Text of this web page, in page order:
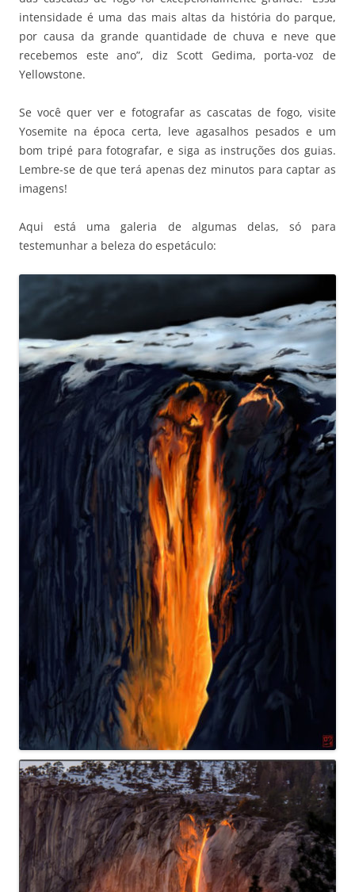
intensidade é uma das mais altas da história do parque,
por causa da grande quantidade de chuva e neve que
recebemos este ano”, diz Scott Gedima, porta-voz de
Yellowstone.
Se você quer ver e fotografar as cascatas de fogo, visite
Yosemite na época certa, leve agasalhos pesados e um
bom tripé para fotografar, e siga as instruções dos guias.
Lembre-se de que terá apenas dez minutos para captar as
imagens!
Aqui está uma galeria de algumas delas, só para
testemunhar a beleza do espetáculo: